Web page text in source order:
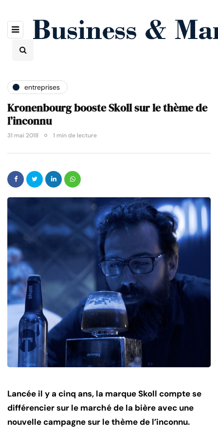
entreprises
Kronenbourg booste Skoll sur le thème de
l’inconnu
31 mai 2018 1 min de lecture
Lancée il y a cinq ans, la marque Skoll compte se
différencier sur le marché de la bière avec une
nouvelle campagne sur le thème de l’inconnu.